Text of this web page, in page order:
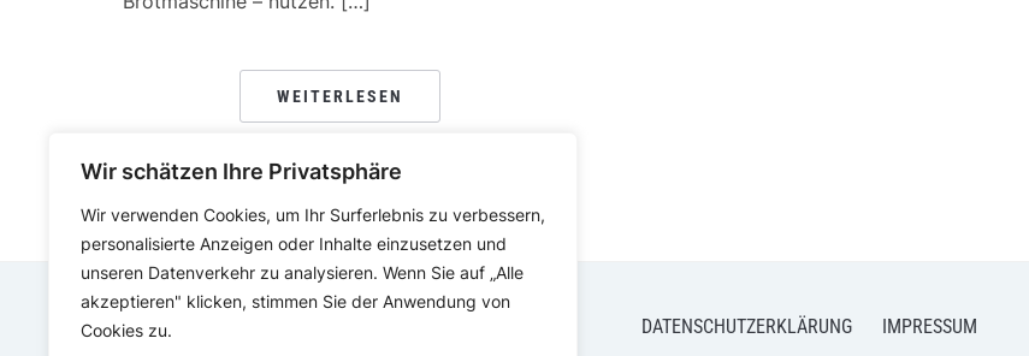
Wir schätzen Ihre Privatsphäre
Wir verwenden Cookies, um Ihr Surferlebnis zu verbessern,
personalisierte Anzeigen oder Inhalte einzusetzen und
unseren Datenverkehr zu analysieren. Wenn Sie auf „Alle
akzeptieren" klicken, stimmen Sie der Anwendung von
Cookies zu.
WEITERLESEN
DATENSCHUTZERKLÄRUNG IMPRESSUM